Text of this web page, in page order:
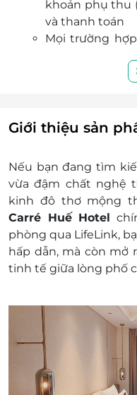
khoản phụ thu
và thanh toán
Mọi trường
hoàn toàn
Hạng
Diện tích
Tiện nghi:
đủ các
Tiện ích khác:
Ăn sáng
Miễn phí
Miễn phí sử
GTGT
Dịch vụ không bao
chi phí phát sinh
Chính sách trẻ em
Trẻ em (dưới
Giới thiệu sản
Nếu bạn đang tìm
vừa đậm chất nghệ
kinh đô thơ mộng
Carré Huế Hotel
phòng qua LifeLink,
hấp dẫn, mà còn mở
tinh tế giữa lòng phố